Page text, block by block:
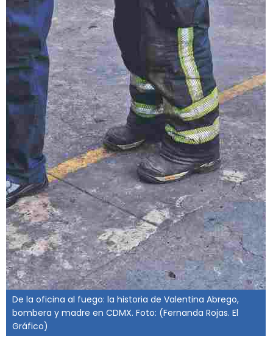
De la oficina al fuego: la historia de Valentina Abrego,
bombera y madre en CDMX. Foto: (Fernanda Rojas. El
Gráfico)